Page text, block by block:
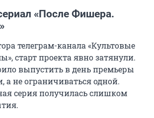
«После Фишера.
телеграм-канала «Культовые
старт проекта явно затянули.
выпустить в день премьеры
а не ограничиваться одной.
серия получилась слишком